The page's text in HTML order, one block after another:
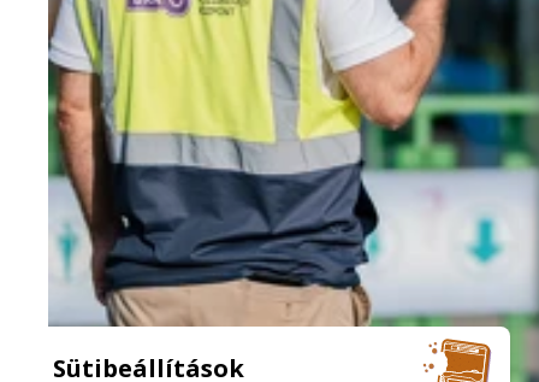
Sütibeállítások